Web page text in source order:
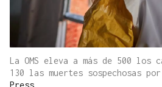
La OMS eleva a más de 500 los
130 las muertes sospechosas